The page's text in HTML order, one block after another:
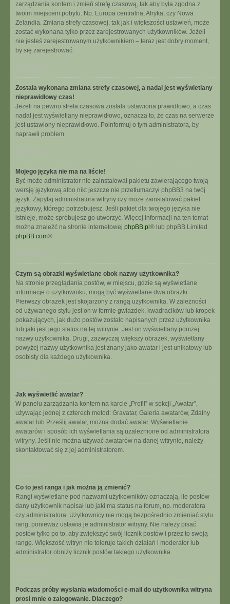
zarządzania kontem i zmień strefę czasową, tak aby była zgodna z
twoim miejscem pobytu. Np. Europa centralna, Afryka, czy Nowa
Zelandia. Zmiana strefy czasowej, tak jak i większości ustawień, może
zostać wykonana tylko przez zarejestrowanych użytkowników. Jeżeli
nie jesteś zarejestrowanym użytkownikiem – teraz jest dobry moment,
by się zarejestrować.
Została wykonana zmiana strefy czasowej, a nadal jest wyświetlany
nieprawidłowy czas!
Jeżeli na pewno strefa czasowa została ustawiona prawidłowo, a czas
nadal jest wyświetlany nieprawidłowo, oznacza to, że czas na serwerze
jest ustawiony nieprawidłowo. Poinformuj o tym administratora, by
naprawił problem.
Mojego języka nie ma na liście!
Być może administrator nie zainstalował pakietu zawierającego twoją
wersję językową albo nikt jeszcze nie przetłumaczył phpBB3 na twój
język. Zapytaj administratora witryny czy może zainstalować pakiet
językowy, którego potrzebujesz. Jeśli pakiet dla twojego języka nie
istnieje, może spróbujesz go utworzyć. Więcej informacji na ten temat
można znaleźć na stronie internetowej phpBB.pl ® lub phpBB Limited
phpBB.com®
Czym są obrazki wyświetlane obok nazwy użytkownika?
Na stronie przeglądania postów, w miejscu, gdzie są wyświetlane
informacje o użytkowniku, mogą być wyświetlane dwa obrazki.
Pierwszy obrazek jest skojarzony z rangą użytkownika. W zależności
od używanego stylu jest on w formie gwiazdek, kwadracików lub kropek
pokazujących, jak dużo postów zostało napisanych przez użytkownika
lub jaki jest jego status na tej witrynie. Jest on wyświetlany poniżej
nazwy użytkownika. Drugi, zazwyczaj większy obrazek, wyświetlany
powyżej nazwy użytkownika jest znany jako awatar i jest unikatowy lub
osobisty dla każdego użytkownika.
Jak wyświetlić awatar?
W panelu zarządzania kontem na karcie „Profil” w sekcji „Awatar”,
używając jednej z czterech metod: Gravatar, Galeria awatarów, Zdalny
awatar lub Prześlij awatar, można dodać awatar. Wyświetlanie
awatarów i sposób ich wyświetlania są uzależnione od administratora
witryny. Jeśli nie można używać awatarów na danej witrynie, należy
skontaktować się z jej administratorem.
Co to jest ranga i jak można ją zmienić?
Rangi wyświetlane pod nazwami użytkowników oznaczają, ile postów
dany użytkownik napisał lub jaki ma status na forum, np. moderatora
czy administratora. Użytkownicy nie mogą bezpośrednio zmieniać stylu
rang, ponieważ ustawia je administrator witryny. Nie należy pisać
postów tylko po to, aby zwiększyć swój licznik postów i przez to swoją
rangę. Większość witryn nie toleruje takich działań i moderator lub
administrator obniży licznik postów takiego użytkownika.
Podczas próby wysłania wiadomości e-mail do użytkownika witryna
prosi mnie o zalogowanie. Dlaczego?